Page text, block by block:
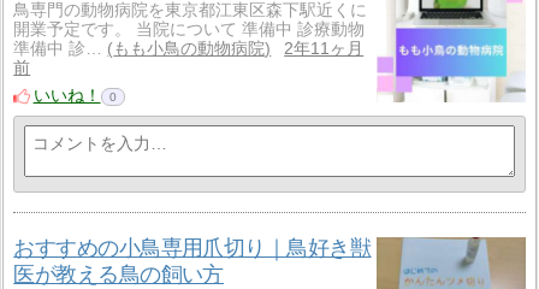
鳥専門の動物病院を東京都江東区森下駅近くに
開業予定です。 当院について 準備中 診療動物
準備中 診…
もも小鳥の動物病院
2年11ヶ月
前
いいね！
0
おすすめの小鳥専用爪切り｜鳥好き獣
医が教える鳥の飼い方